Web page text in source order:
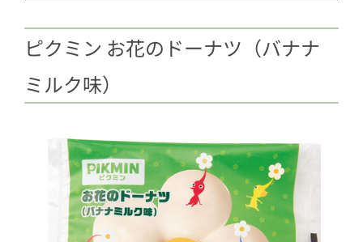
ピクミン お花のドーナツ（バナナ
ミルク味）